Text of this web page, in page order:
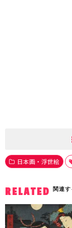
日本画・浮世絵
RELATED 関連